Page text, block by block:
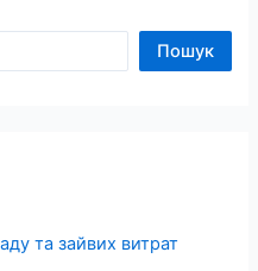
Пошук
та зайвих витрат